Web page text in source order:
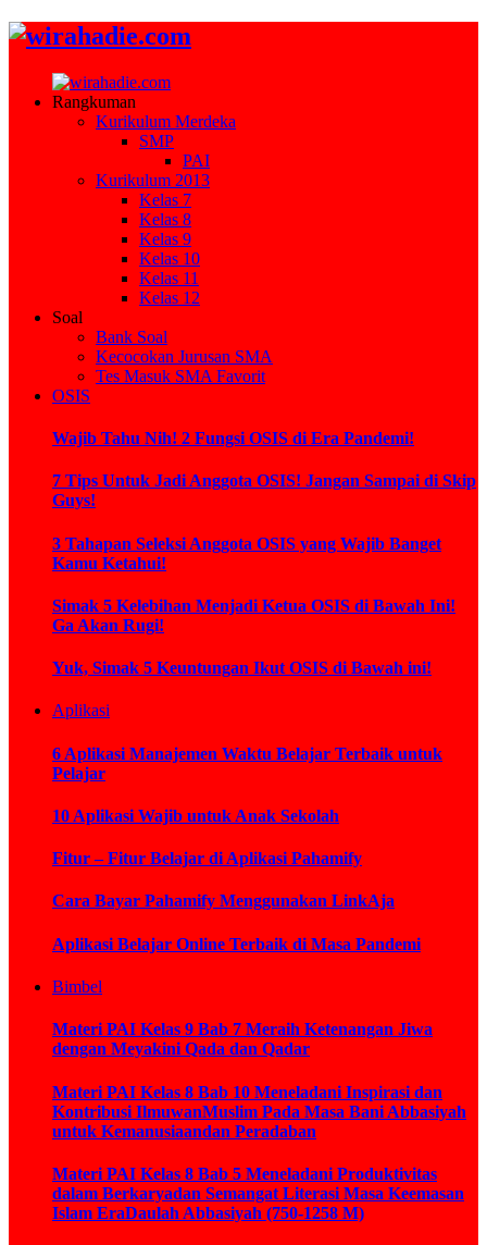
Rangkuman
Kurikulum Merdeka
SMP
PAI
Kurikulum 2013
Kelas 7
Kelas 8
Kelas 9
Kelas 10
Kelas 11
Kelas 12
Soal
Bank Soal
Kecocokan Jurusan SMA
Tes Masuk SMA Favorit
OSIS
Wajib Tahu Nih! 2 Fungsi OSIS di Era Pandemi!
7 Tips Untuk Jadi Anggota OSIS! Jangan Sampai di Skip
Guys!
3 Tahapan Seleksi Anggota OSIS yang Wajib Banget
Kamu Ketahui!
Simak 5 Kelebihan Menjadi Ketua OSIS di Bawah Ini!
Ga Akan Rugi!
Yuk, Simak 5 Keuntungan Ikut OSIS di Bawah ini!
Aplikasi
6 Aplikasi Manajemen Waktu Belajar Terbaik untuk
Pelajar
10 Aplikasi Wajib untuk Anak Sekolah
Fitur – Fitur Belajar di Aplikasi Pahamify
Cara Bayar Pahamify Menggunakan LinkAja
Aplikasi Belajar Online Terbaik di Masa Pandemi
Bimbel
Materi PAI Kelas 9 Bab 7 Meraih Ketenangan Jiwa
dengan Meyakini Qada dan Qadar
Materi PAI Kelas 8 Bab 10 Meneladani Inspirasi dan
Kontribusi IlmuwanMuslim Pada Masa Bani Abbasiyah
untuk Kemanusiaandan Peradaban
Materi PAI Kelas 8 Bab 5 Meneladani Produktivitas
dalam Berkaryadan Semangat Literasi Masa Keemasan
Islam EraDaulah Abbasiyah (750-1258 M)